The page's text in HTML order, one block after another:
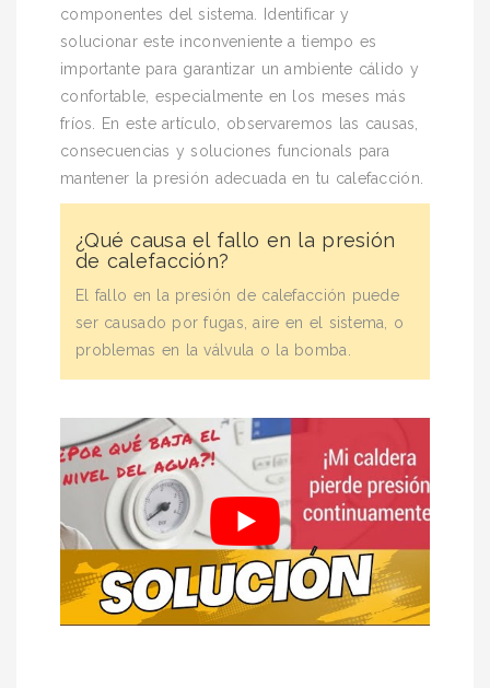
componentes del sistema. Identificar y
solucionar este inconveniente a tiempo es
importante para garantizar un ambiente cálido y
confortable, especialmente en los meses más
fríos. En este artículo, observaremos las causas,
consecuencias y soluciones funcionals para
mantener la presión adecuada en tu calefacción.
¿Qué causa el fallo en la presión
de calefacción?
El fallo en la presión de calefacción puede
ser causado por fugas, aire en el sistema, o
problemas en la válvula o la bomba.